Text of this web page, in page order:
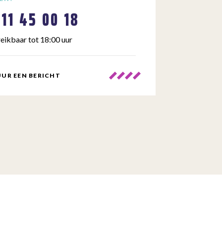
45 00 18
tot 18:00 uur
EEN BERICHT